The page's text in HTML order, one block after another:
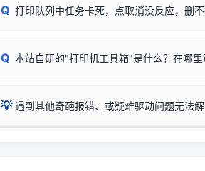
：Canon G3820、G3821、G3860等
检查操作面板上是否有类似无线/WiFi的图
若打印机本身带有网口/WiFi，请直接将其配
（备选方案）通过"网络打印共享器"硬件可直接
系统位数与
观、快速地查
⚠️ ARM架构笔记本提醒：若您的电脑是搭载
X86/X64 驱动将无法兼容，必须联系官方寻
Q 打印队列中任务卡死，点取消没反应，删不
进入左侧「安
在系统工具
Q 本站自研的"打印机工具箱"是什么？在哪里
一键重启打印服务，清除各种顽固卡死、无
智能扫描并查看打印机当前的真实硬件端
💡 遇到其他奇葩报错、或疑难驱动问题无法解